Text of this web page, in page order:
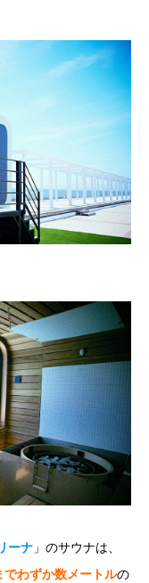
ーナ 」のサウナは、
でわずか数メートルの